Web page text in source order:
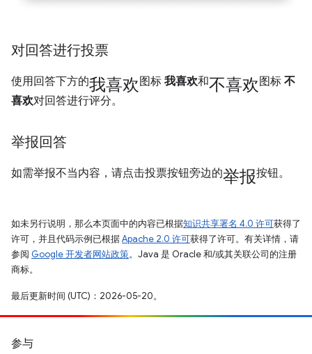
对回答进行投票
使用回答下方的我喜欢 图标 我喜欢和不喜欢 图标 不
喜欢对回答进行评分。
举报回答
如需举报不当内容，请点击投票按钮旁边的举报按钮。
如未另行说明，那么本页面中的内容已根据知识共享署名 4.0 许可获得了
许可，并且代码示例已根据Apache 2.0 许可获得了许可。有关详情，请
参阅 Google 开发者网站政策。Java 是 Oracle 和/或其关联公司的注册
商标。
最后更新时间 (UTC)：2026-05-20。
参与